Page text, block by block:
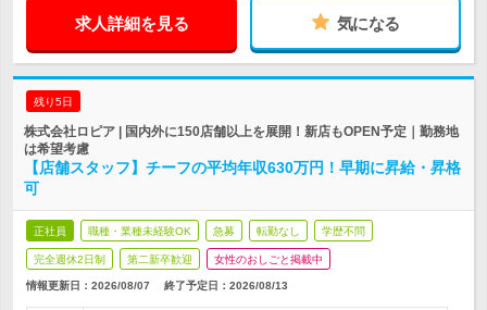
求人詳細を見る 気になる
残り5日
株式会社ロピア | 国内外に150店舗以上を展開！新店もOPEN予定｜勤務地
は希望考慮
【店舗スタッフ】チーフの平均年収630万円！早期に昇給・昇格
可
正社員 職種・業種未経験OK 急募 転勤なし 学歴不問
完全週休2日制 第二新卒歓迎 女性のおしごと掲載中
情報更新日：2026/08/07 終了予定日： 2026/08/13